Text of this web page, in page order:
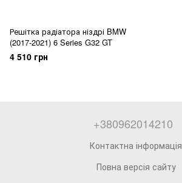
Решітка радіатора ніздрі BMW
(2017-2021) 6 Series G32 GT
4 510 грн
+380962014210
Контактна інформація
Повна версія сайту